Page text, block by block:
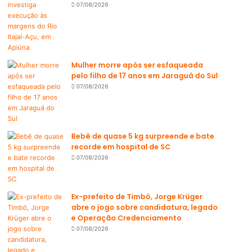
07/08/2026
Mulher morre após ser esfaqueada
pelo filho de 17 anos em Jaraguá do Sul
07/08/2026
Bebê de quase 5 kg surpreende e bate
recorde em hospital de SC
07/08/2026
Ex-prefeito de Timbó, Jorge Krüger
abre o jogo sobre candidatura, legado
e Operação Credenciamento
07/08/2026